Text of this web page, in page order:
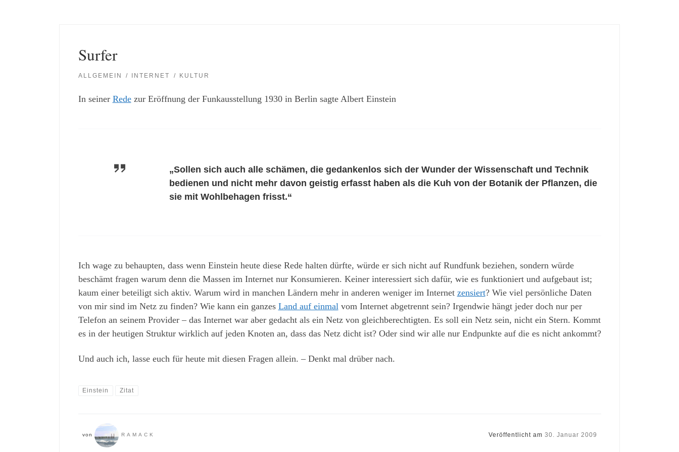
Surfer
ALLGEMEIN INTERNET KULTUR
In seiner Redezur Eröffnung der Funkausstellung 1930 in Berlin sagte Albert Einstein
„Sollen sich auch alle schämen, die gedankenlos sich der Wunder der Wissenschaft und Technik
bedienen und nicht mehr davon geistig erfasst haben als die Kuh von der Botanik der Pflanzen, die
sie mit Wohlbehagen frisst.“
Ich wage zu behaupten, dass wenn Einstein heute diese Rede halten dürfte, würde er sich nicht auf Rundfunk beziehen, sondern würde
beschämt fragen warum denn die Massen im Internet nur Konsumieren. Keiner interessiert sich dafür, wie es funktioniert und aufgebaut ist;
kaum einer beteiligt sich aktiv. Warum wird in manchen Ländern mehr in anderen weniger im Internet zensiert? Wie viel persönliche Daten
von mir sind im Netz zu finden? Wie kann ein ganzes Land auf einmalvom Internet abgetrennt sein? Irgendwie hängt jeder doch nur per
Telefon an seinem Provider – das Internet war aber gedacht als ein Netz von gleichberechtigten. Es soll ein Netz sein, nicht ein Stern. Kommt
es in der heutigen Struktur wirklich auf jeden Knoten an, dass das Netz dicht ist? Oder sind wir alle nur Endpunkte auf die es nicht ankommt?
Und auch ich, lasse euch für heute mit diesen Fragen allein. – Denkt mal drüber nach.
Einstein Zitat
von RAMACK Veröffentlicht am 30. Januar 2009